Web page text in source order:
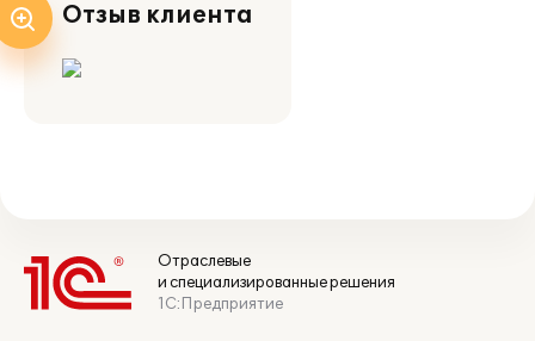
Отзыв клиента
Отраслевые
и специализированные решения
1С:Предприятие